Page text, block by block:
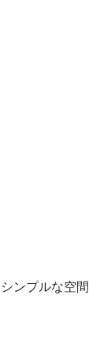
ンプルな空間